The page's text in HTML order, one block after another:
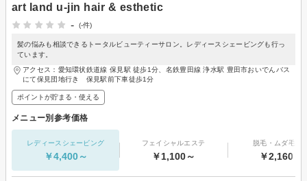
art land u-jin hair & esthetic
-
(-件)
髪の悩みも相談できるトータルビューティーサロン。レディースシェービングも行っ
ています。
アクセス：愛知環状鉄道線 保見駅 徒歩1分、名鉄豊田線 浄水駅 豊田市おいでんバス
にて保見団地行き 保見駅前下車徒歩1分
ポイントが貯まる・使える
メニュー別参考価格
レディースシェービング
￥4,400～
フェイシャルエステ
￥1,100～
脱毛・ムダ毛処
￥2,160～